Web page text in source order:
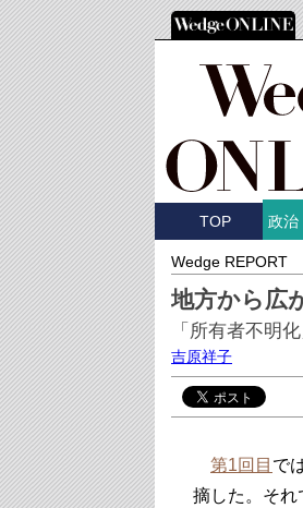
TOP 政治
Wedge REPORT
地方から広
「所有者不明
吉原祥子
第1回目 で
摘した。それ